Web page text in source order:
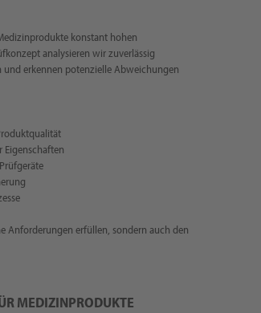
konstant hohen
analysieren wir zuverlässig
erkennen potenzielle Abweichungen
Eigenschaften
Anforderungen erfüllen, sondern auch den
MEDIZINPRODUKTE